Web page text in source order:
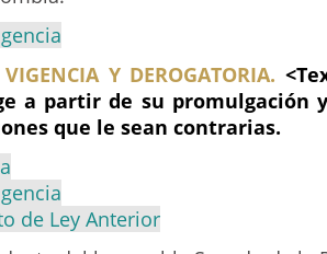
Y DEROGATORIA.
a partir de su promulgación
que le sean contrarias.
de Ley Anterior